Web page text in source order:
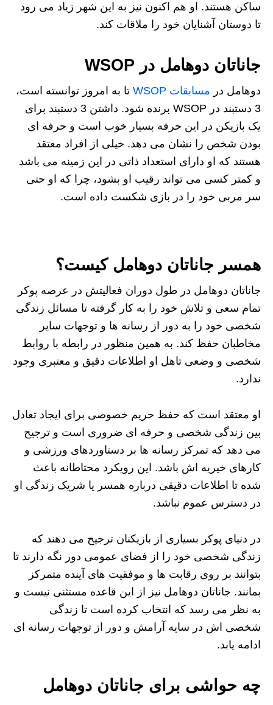
ساکن هستند. او هم اکنون نیز به این شهر زیاد می رود
تا دوستان آشنایان خود را ملاقات کند.
جاناتان دوهامل در WSOP
دوهامل در مسابقات WSOP
تا به امروز توانسته است،
3 دستبند در WSOP برنده شود. داشتن 3 دستبند برای
یک بازیکن در این حرفه بسیار خوب است و حرفه ای
بودن شخص را نشان می دهد. خیلی از افراد معتقد
هستند که او دارای استعداد ذاتی در این زمینه می باشد
و کمتر کسی می تواند رقیب او بشود، چرا که او حتی
سر مربی خود را در بازی شکست داده است.
همسر جاناتان دوهامل کیست؟
جاناتان دوهامل در طول دوران فعالیتش در عرصه پوکر
تمام سعی و تلاش خود را به کار گرفته تا مسائل زندگی
شخصی خود را به دور از رسانه ها و توجهات سایر
مخاطبان حفظ کند. به همین منظور در رابطه با روابط
شخصی و وضعی تاهل او اطلاعات دقیق و معتبری وجود
ندارد.
او معتقد است که حفظ حریم خصوصی برای ایجاد تعادل
بین زندگی شخصی و حرفه‌ ای ضروری است و ترجیح
می‌ دهد که تمرکز رسانه‌ ها بر دستاوردهای ورزشی و
کارهای خیریه‌ اش باشد. این رویکرد محتاطانه باعث
شده تا اطلاعات دقیقی درباره همسر یا شریک زندگی او
در دسترس عموم نباشد.
در دنیای پوکر بسیاری از بازیکنان ترجیح می‌ دهند که
زندگی شخصی خود را از فضای عمومی دور نگه دارند تا
بتوانند بر روی رقابت‌ ها و موفقیت‌ های آینده متمرکز
بمانند. جاناتان دوهامل نیز از این قاعده مستثنی نیست و
به نظر می‌ رسد که انتخاب کرده است تا زندگی
شخصی‌ اش در سایه آرامش و دور از توجهات رسانه‌ ای
ادامه یابد.
چه حواشی برای جاناتان دوهامل